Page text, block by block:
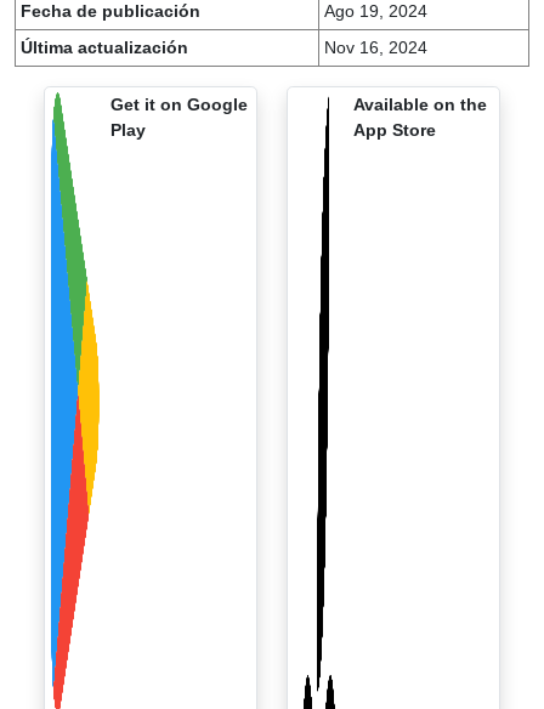
Fecha de publicación
Ago 19, 2024
Última actualización
Nov 16, 2024
Get it on Google
Play
Available on the
App Store